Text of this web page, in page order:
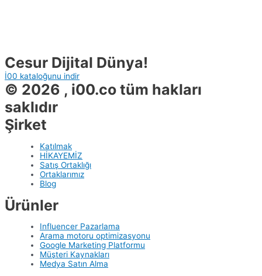
Cesur Dijital Dünya!
İ00 kataloğunu indir
© 2026 , i00.co tüm hakları
saklıdır
Şirket
Katılmak
HİKAYEMİZ
Satış Ortaklığı
Ortaklarımız
Blog
Ürünler
Influencer Pazarlama
Arama motoru optimizasyonu
Google Marketing Platformu
Müşteri Kaynakları
Medya Satın Alma